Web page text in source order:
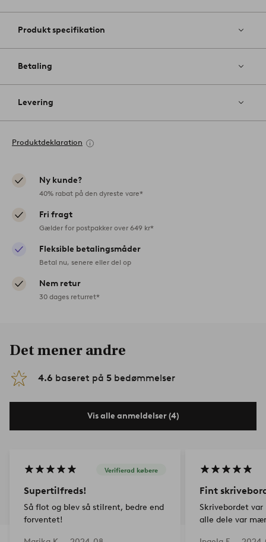
Produkt specifikation
Betaling
Levering
Produktdeklaration
Ny kunde?
40% rabat på den dyreste vare*
Fri fragt
Gælder for postpakker over 649 kr*
Fleksible betalingsmåder
Betal nu, senere eller del op
Nem retur
30 dages returret*
Det mener andre
4.6 baseret på 5 bedømmelser
Vis alle anmeldelser (4)
Verifierad købere
Supertilfreds!
Så flot og blev så stilrent, bedre end
forventet!
Fint
Skrivebordet
alle dele var